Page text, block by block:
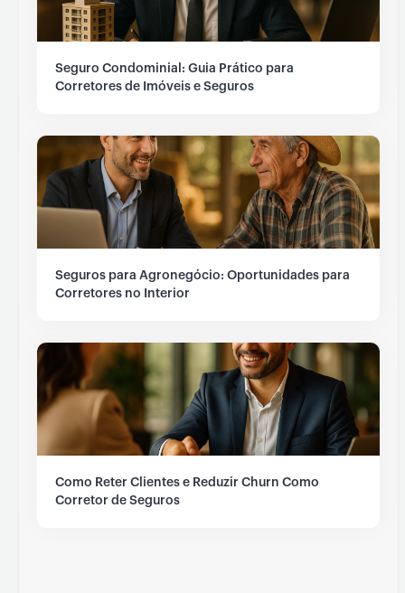
Seguro Condominial: Guia Prático para
Corretores de Imóveis e Seguros
Seguros para Agronegócio: Oportunidades para
Corretores no Interior
Como Reter Clientes e Reduzir Churn Como
Corretor de Seguros